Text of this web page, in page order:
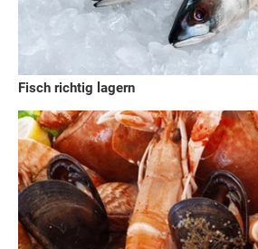
Fisch richtig lagern